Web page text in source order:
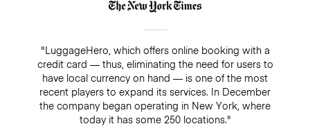
"LuggageHero, which offers online booking with a
credit card — thus, eliminating the need for users to
have local currency on hand — is one of the most
recent players to expand its services. In December
the company began operating in New York, where
today it has some 250 locations."